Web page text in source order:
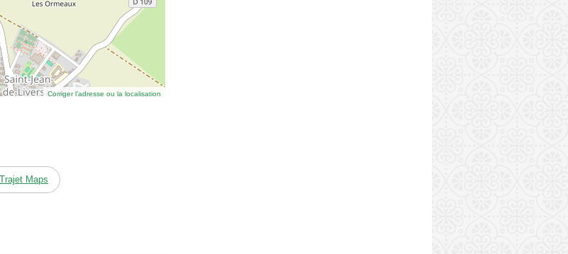
Corriger l’adresse ou la localisation
Trajet Maps